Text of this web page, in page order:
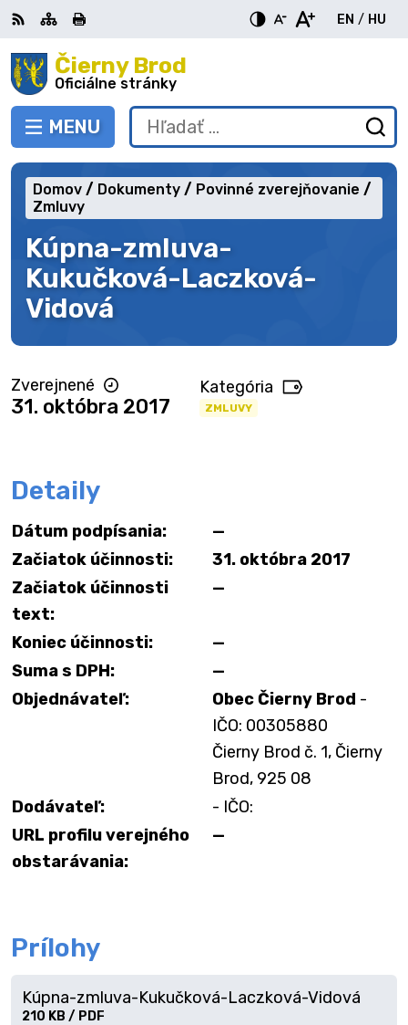
Preskočiť
na
obsah Čierny Brod
Oficiálne stránky
PREPNÚŤ
MENU
RSS MapaTlačiť
EN
English
/ HU
Hľadať:
Kúpna-zmluva-
Kukučková-Laczková-
Vidová
Domov Dokumenty
Povinné zverejňovanie
Zmluvy
Zverejnené
31. októbra 2017
Kategória
ZMLUVY
Detaily
Dátum podpísania:
—
Začiatok účinnosti:
31. októbra 2017
Začiatok účinnosti
text:
—
Koniec účinnosti:
—
Suma s DPH:
—
Objednávateľ:
Obec Čierny Brod -
IČO: 00305880
Čierny Brod č. 1, Čierny
Brod, 925 08
Dodávateľ:
- IČO:
URL profilu verejného
obstarávania:
—
Prílohy
Kúpna-zmluva-Kukučková-Laczková-Vidová
210 KB / PDF